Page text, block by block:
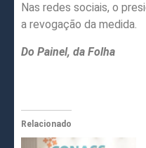
Nas redes sociais, o
a revogação da medida.
Do Painel, da Folha
Relacionado